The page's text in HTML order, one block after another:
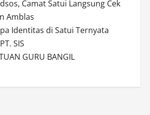
Camat Satui Langsung Cek
Amblas
Identitas di Satui Ternyata
SIS
GURU BANGIL